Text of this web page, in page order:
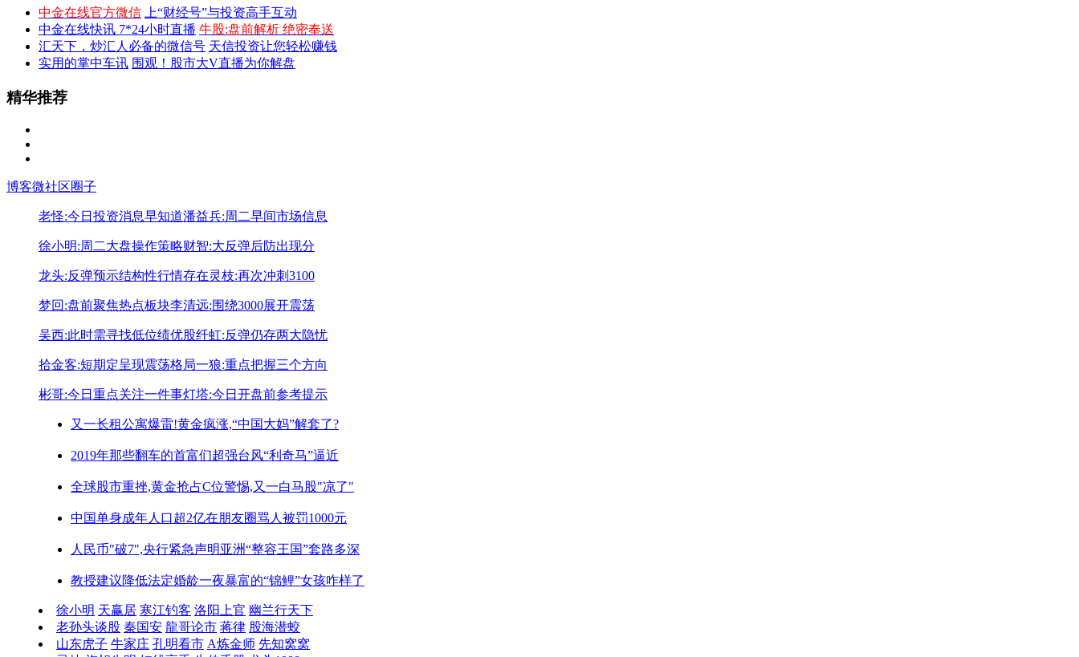
中金在线官方微信
上“财经号”与投资高手互动
中金在线快讯 7*24小时直播 牛股:盘前解析 绝密奉送
汇天下，炒汇人必备的微信号 天信投资让您轻松赚钱
实用的掌中车讯 围观！股市大V直播为你解盘
精华推荐
博客微社区圈子
老怪:今日投资消息早知道潘益兵:周二早间市场信息
徐小明:周二大盘操作策略财智:大反弹后防出现分
龙头:反弹预示结构性行情存在灵枝:再次冲刺3100
梦回:盘前聚焦热点板块李清远:围绕3000展开震荡
吴西:此时需寻找低位绩优股纤虹:反弹仍存两大隐忧
拾金客:短期定呈现震荡格局一狼:重点把握三个方向
彬哥:今日重点关注一件事灯塔:今日开盘前参考提示
又一长租公寓爆雷!黄金疯涨,“中国大妈”解套了?
2019年那些翻车的首富们超强台风“利奇马”逼近
全球股市重挫,黄金抢占C位警惕,又一白马股"凉了"
中国单身成年人口超2亿在朋友圈骂人被罚1000元
人民币"破7",央行紧急声明亚洲“整容王国”套路多深
教授建议降低法定婚龄一夜暴富的“锦鲤”女孩咋样了
徐小明 天赢居 寒江钓客 洛阳上官 幽兰行天下
老孙头谈股 秦国安 龍哥论市 蒋律 股海潜蛟
山东虎子 牛家庄 孔明看市 A炼金师 先知窝窝